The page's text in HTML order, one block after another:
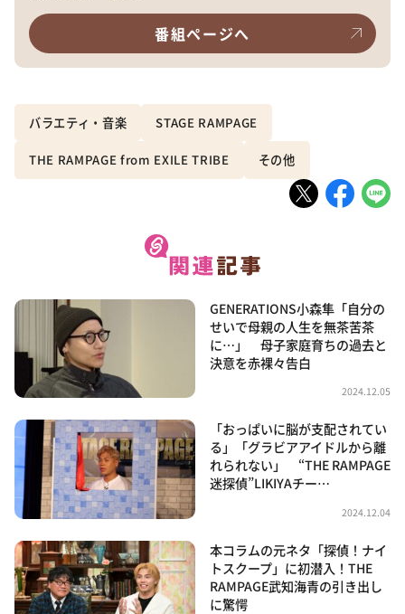
番組ページへ
バラエティ・音楽 STAGE RAMPAGE
THE RAMPAGE from EXILE TRIBE その他
GENERATIONS小森隼「自分の
せいで母親の人生を無茶苦茶
に…」 母子家庭育ちの過去と
決意を赤裸々告白
2024.12.05
「おっぱいに脳が支配されてい
る」「グラビアアイドルから離
れられない」 “THE RAMPAGE
迷探偵”LIKIYAチー…
2024.12.04
本コラムの元ネタ「探偵！ナイ
トスクープ」に初潜入！THE
RAMPAGE武知海青の引き出し
に驚愕